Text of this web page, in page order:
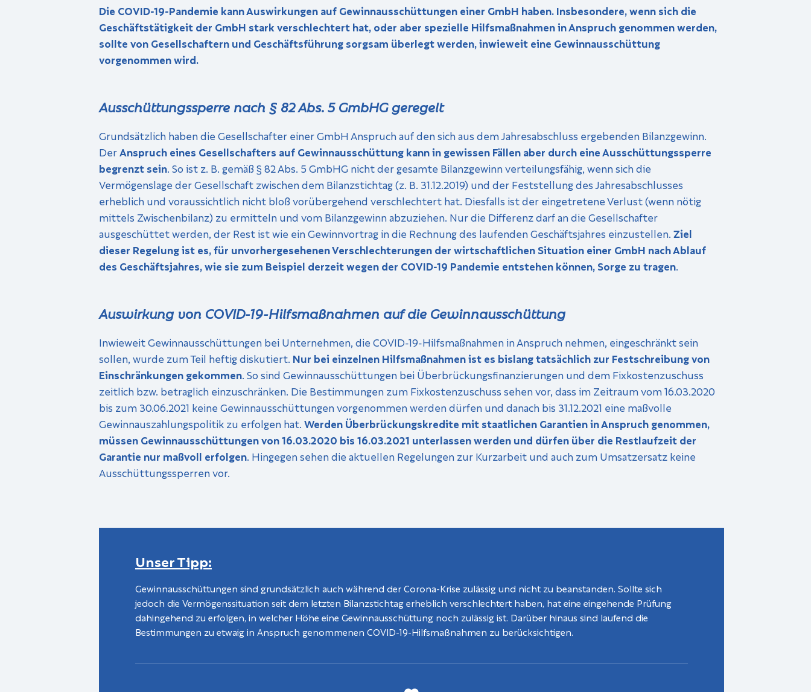
Die COVID-19-Pandemie kann Auswirkungen auf Gewinnausschüttungen einer GmbH haben. Insbesondere, wenn sich die
Geschäftstätigkeit der GmbH stark verschlechtert hat, oder aber spezielle Hilfsmaßnahmen in Anspruch genommen werden,
sollte von Gesellschaftern und Geschäftsführung sorgsam überlegt werden, inwieweit eine Gewinnausschüttung
vorgenommen wird.
Ausschüttungssperre nach § 82 Abs. 5 GmbHG geregelt
Grundsätzlich haben die Gesellschafter einer GmbH Anspruch auf den sich aus dem Jahresabschluss ergebenden Bilanzgewinn.
DerAnspruch eines Gesellschafters auf Gewinnausschüttung kann in gewissen Fällen aber durch eine Ausschüttungssperre
begrenzt sein. So ist z. B. gemäß § 82 Abs. 5 GmbHG nicht der gesamte Bilanzgewinn verteilungsfähig, wenn sich die
Vermögenslage der Gesellschaft zwischen dem Bilanzstichtag (z. B. 31.12.2019) und der Feststellung des Jahresabschlusses
erheblich und voraussichtlich nicht bloß vorübergehend verschlechtert hat. Diesfalls ist der eingetretene Verlust (wenn nötig
mittels Zwischenbilanz) zu ermitteln und vom Bilanzgewinn abzuziehen. Nur die Differenz darf an die Gesellschafter
ausgeschüttet werden, der Rest ist wie ein Gewinnvortrag in die Rechnung des laufenden Geschäftsjahres einzustellen.Ziel
dieser Regelung ist es, für unvorhergesehenen Verschlechterungen der wirtschaftlichen Situation einer GmbH nach Ablauf
des Geschäftsjahres, wie sie zum Beispiel derzeit wegen der COVID-19 Pandemie entstehen können, Sorge zu tragen.
Auswirkung von COVID-19-Hilfsmaßnahmen auf die Gewinnausschüttung
Inwieweit Gewinnausschüttungen bei Unternehmen, die COVID-19-Hilfsmaßnahmen in Anspruch nehmen, eingeschränkt sein
sollen, wurde zum Teil heftig diskutiert. Nur bei einzelnen Hilfsmaßnahmen ist es bislang tatsächlich zur Festschreibung von
Einschränkungen gekommen. So sind Gewinnausschüttungen bei Überbrückungsfinanzierungen und dem Fixkostenzuschuss
zeitlich bzw. betraglich einzuschränken. Die Bestimmungen zum Fixkostenzuschuss sehen vor, dass im Zeitraum vom 16.03.2020
bis zum 30.06.2021 keine Gewinnausschüttungen vorgenommen werden dürfen und danach bis 31.12.2021 eine maßvolle
Gewinnauszahlungspolitik zu erfolgen hat.Werden Überbrückungskredite mit staatlichen Garantien in Anspruch genommen,
müssen Gewinnausschüttungen von 16.03.2020 bis 16.03.2021 unterlassen werden und dürfen über die Restlaufzeit der
Garantie nur maßvoll erfolgen. Hingegen sehen die aktuellen Regelungen zur Kurzarbeit und auch zum Umsatzersatz keine
Ausschüttungssperren vor.
Unser Tipp:
Gewinnausschüttungen sind grundsätzlich auch während der Corona-Krise zulässig und nicht zu beanstanden. Sollte sich
jedoch die Vermögenssituation seit dem letzten Bilanzstichtag erheblich verschlechtert haben, hat eine eingehende Prüfung
dahingehend zu erfolgen, in welcher Höhe eine Gewinnausschüttung noch zulässig ist. Darüber hinaus sind laufend die
Bestimmungen zu etwaig in Anspruch genommenen COVID-19-Hilfsmaßnahmen zu berücksichtigen.